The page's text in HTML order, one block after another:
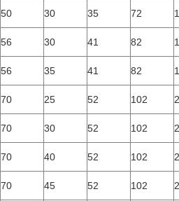
50 30 35 72
56 30 41 82
56 35 41 82
70 25 52 102
70 30 52 102
70 40 52 102
70 45 52 102